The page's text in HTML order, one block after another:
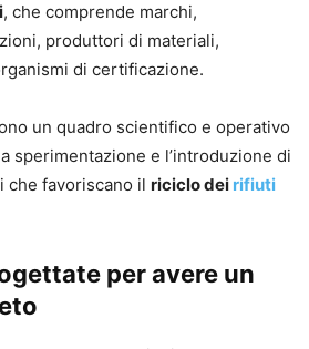
, che comprende marchi,
produttori di materiali,
di certificazione.
un quadro scientifico e operativo
sperimentazione e l’introduzione di
che favoriscano il riciclo dei rifiuti
per avere un